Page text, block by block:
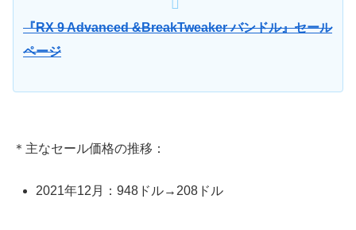
『RX 9 Advanced &BreakTweaker バンドル』セール
ページ
＊主なセール価格の推移：
2021年12月：948ドル→208ドル